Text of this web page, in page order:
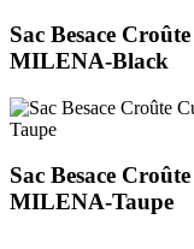
Sac Besace
MILENA-Black
Sac Besace
MILENA-Taupe